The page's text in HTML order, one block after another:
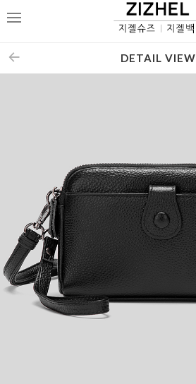
메
DETAIL VIEW